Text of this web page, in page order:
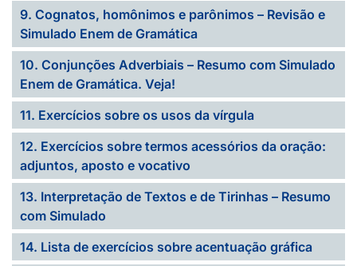
9. Cognatos, homônimos e parônimos – Revisão e
Simulado Enem de Gramática
10. Conjunções Adverbiais – Resumo com Simulado
Enem de Gramática. Veja!
11. Exercícios sobre os usos da vírgula
12. Exercícios sobre termos acessórios da oração:
adjuntos, aposto e vocativo
13. Interpretação de Textos e de Tirinhas – Resumo
com Simulado
14. Lista de exercícios sobre acentuação gráfica